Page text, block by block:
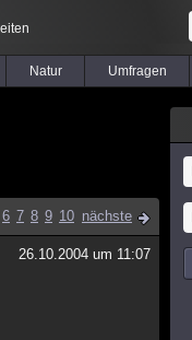
Natur Umfragen
6 7 8 9 10 nächste
26.10.2004 um 11:07